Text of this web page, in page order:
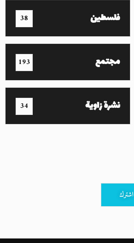
فلسطين 38
مجتمع 193
نشرة زاوية 34
اشترك